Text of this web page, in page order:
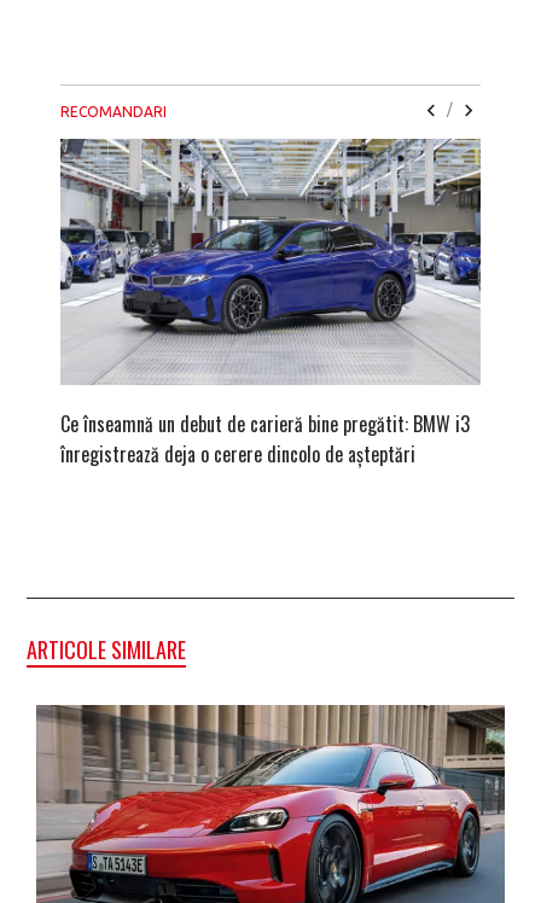
RECOMANDARI /
Ce înseamnă un debut de carieră bine pregătit: BMW i3
înregistrează deja o cerere dincolo de așteptări
ARTICOLE SIMILARE